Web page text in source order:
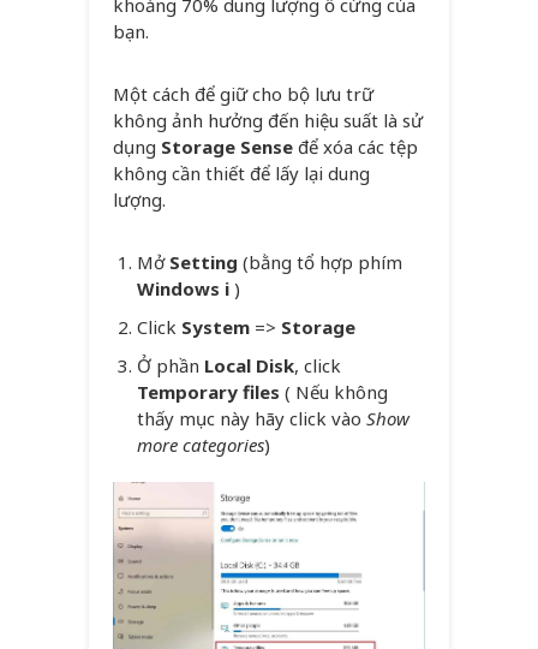
bạn.
Một cách để giữ cho bộ lưu trữ
không ảnh hưởng đến hiệu suất là sử
dụng Storage Sense để xóa các tệp
không cần thiết để lấy lại dung
lượng.
Mở Setting (bằng tổ hợp phím
Windows i )
Click System => Storage
Ở phần Local Disk, click
Temporary files ( Nếu không
thấy mục này hãy click vào Show
more categories)